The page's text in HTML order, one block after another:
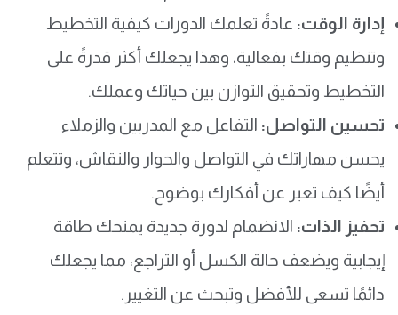
إدارة الوقت: عادةً تعلمك الدورات كيفية التخطيط
وتنظيم وقتك بفعالية، وهذا يجعلك أكثر قدرةً على
التخطيط وتحقيق التوازن بين حياتك وعملك.
تحسين التواصل: التفاعل مع المدربين والزملاء
يحسن مهاراتك في التواصل والحوار والنقاش، وتتعلم
أيضًا كيف تعبر عن أفكارك بوضوح.
تحفيز الذات: الانضمام لدورة جديدة يمنحك طاقة
إيجابية ويضعف حالة الكسل أو التراجع، مما يجعلك
دائمًا تسعى للأفضل وتبحث عن التغيير.